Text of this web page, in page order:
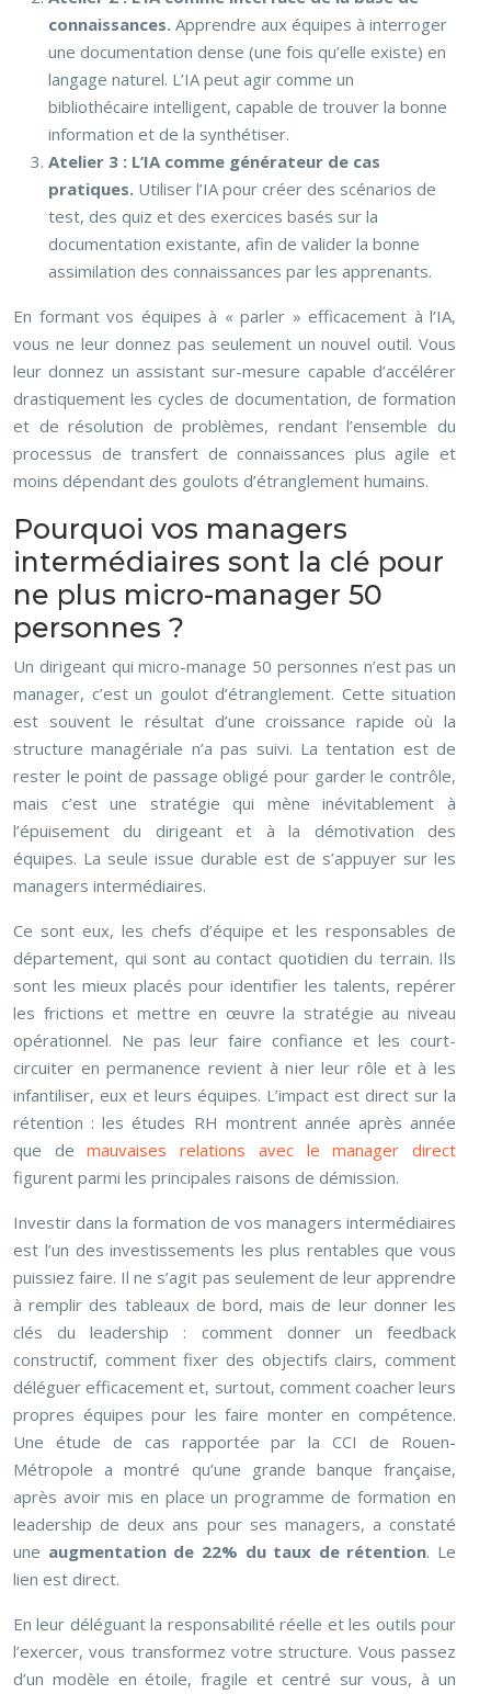
connaissances. Apprendre aux équipes à interroger
une documentation dense (une fois qu’elle existe) en
langage naturel. L’IA peut agir comme un
bibliothécaire intelligent, capable de trouver la bonne
information et de la synthétiser.
Atelier 3 : L’IA comme générateur de cas
pratiques. Utiliser l’IA pour créer des scénarios de
test, des quiz et des exercices basés sur la
documentation existante, afin de valider la bonne
assimilation des connaissances par les apprenants.
En formant vos équipes à « parler » efficacement à l’IA,
vous ne leur donnez pas seulement un nouvel outil. Vous
leur donnez un assistant sur-mesure capable d’accélérer
drastiquement les cycles de documentation, de formation
et de résolution de problèmes, rendant l’ensemble du
processus de transfert de connaissances plus agile et
moins dépendant des goulots d’étranglement humains.
Pourquoi vos managers
intermédiaires sont la clé pour
ne plus micro-manager 50
personnes ?
Un dirigeant qui micro-manage 50 personnes n’est pas un
manager, c’est un goulot d’étranglement. Cette situation
est souvent le résultat d’une croissance rapide où la
structure managériale n’a pas suivi. La tentation est de
rester le point de passage obligé pour garder le contrôle,
mais c’est une stratégie qui mène inévitablement à
l’épuisement du dirigeant et à la démotivation des
équipes. La seule issue durable est de s’appuyer sur les
managers intermédiaires.
Ce sont eux, les chefs d’équipe et les responsables de
département, qui sont au contact quotidien du terrain. Ils
sont les mieux placés pour identifier les talents, repérer
les frictions et mettre en œuvre la stratégie au niveau
opérationnel. Ne pas leur faire confiance et les court-
circuiter en permanence revient à nier leur rôle et à les
infantiliser, eux et leurs équipes. L’impact est direct sur la
rétention : les études RH montrent année après année
que demauvaises relations avec le manager direct
figurent parmi les principales raisons de démission.
Investir dans la formation de vos managers intermédiaires
est l’un des investissements les plus rentables que vous
puissiez faire. Il ne s’agit pas seulement de leur apprendre
à remplir des tableaux de bord, mais de leur donner les
clés du leadership : comment donner un feedback
constructif, comment fixer des objectifs clairs, comment
déléguer efficacement et, surtout, comment coacher leurs
propres équipes pour les faire monter en compétence.
Une étude de cas rapportée par la CCI de Rouen-
Métropole a montré qu’une grande banque française,
après avoir mis en place un programme de formation en
leadership de deux ans pour ses managers, a constaté
une augmentation de 22% du taux de rétention. Le
lien est direct.
En leur déléguant la responsabilité réelle et les outils pour
l’exercer, vous transformez votre structure. Vous passez
d’un modèle en étoile, fragile et centré sur vous, à un